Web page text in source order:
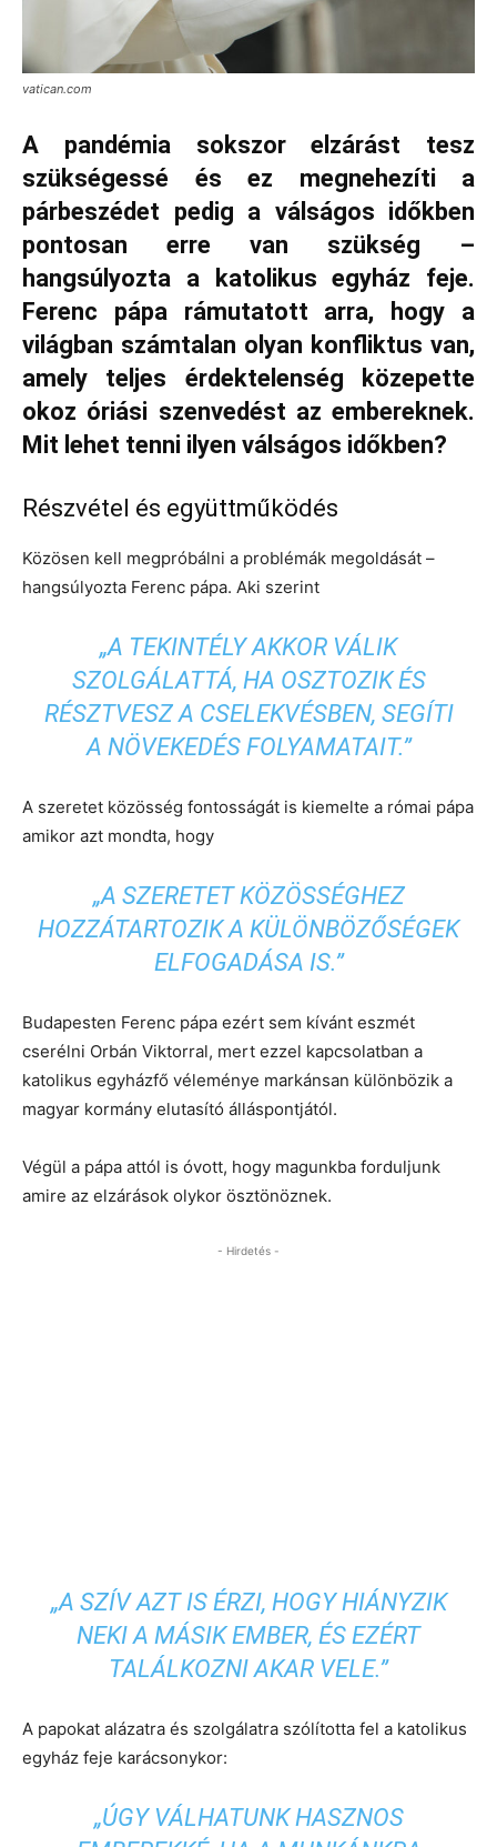
vatican.com
A pandémia sokszor elzárást tesz
szükségessé és ez megnehezíti a
párbeszédet pedig a válságos időkben
pontosan erre van szükség –
hangsúlyozta a katolikus egyház feje.
Ferenc pápa rámutatott arra, hogy a
világban számtalan olyan konfliktus van,
amely teljes érdektelenség közepette
okoz óriási szenvedést az embereknek.
Mit lehet tenni ilyen válságos időkben?
Részvétel és együttműködés
Közösen kell megpróbálni a problémák megoldását –
hangsúlyozta Ferenc pápa. Aki szerint
„A TEKINTÉLY AKKOR VÁLIK
SZOLGÁLATTÁ, HA OSZTOZIK ÉS
RÉSZTVESZ A CSELEKVÉSBEN, SEGÍTI
A NÖVEKEDÉS FOLYAMATAIT.”
A szeretet közösség fontosságát is kiemelte a római pápa
amikor azt mondta, hogy
„A SZERETET KÖZÖSSÉGHEZ
HOZZÁTARTOZIK A KÜLÖNBÖZŐSÉGEK
ELFOGADÁSA IS.”
Budapesten Ferenc pápa ezért sem kívánt eszmét
cserélni Orbán Viktorral, mert ezzel kapcsolatban a
katolikus egyházfő véleménye markánsan különbözik a
magyar kormány elutasító álláspontjától.
Végül a pápa attól is óvott, hogy magunkba forduljunk
amire az elzárások olykor ösztönöznek.
- Hirdetés -
„A SZÍV AZT IS ÉRZI, HOGY HIÁNYZIK
NEKI A MÁSIK EMBER, ÉS EZÉRT
TALÁLKOZNI AKAR VELE.”
A papokat alázatra és szolgálatra szólította fel a katolikus
egyház feje karácsonykor:
„ÚGY VÁLHATUNK HASZNOS